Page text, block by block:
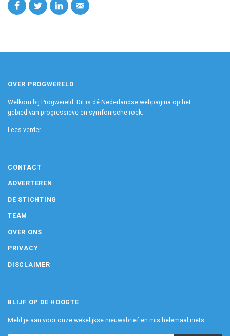
OVER PROGWERELD
Welkom bij Progwereld. Dit is dé Nederlandse webpagina op het
gebied van progressieve en symfonische rock.
Lees verder
CONTACT
ADVERTEREN
DE STICHTING
TEAM
OVER ONS
PRIVACY
DISCLAIMER
BLIJF OP DE HOOGTE
Meld je aan voor onze wekelijkse nieuwsbrief en mis helemaal niets.